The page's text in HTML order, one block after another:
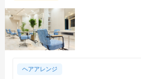
ヘアアレンジ